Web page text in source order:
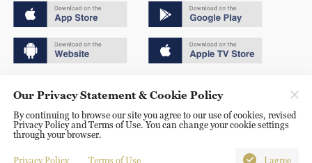
京ICP备20000184号
京公网安备 11010502050052号
Disinformation report hotline: 010-85061466
Our Privacy Statement & Cookie Policy
By continuing to browse our site you agree to our use of cookies, revised
Privacy Policy and Terms of Use. You can change your cookie settings
through your browser.
Privacy Policy Terms of Use I agree